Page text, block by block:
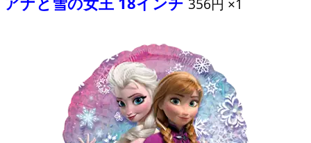
356円 ×1